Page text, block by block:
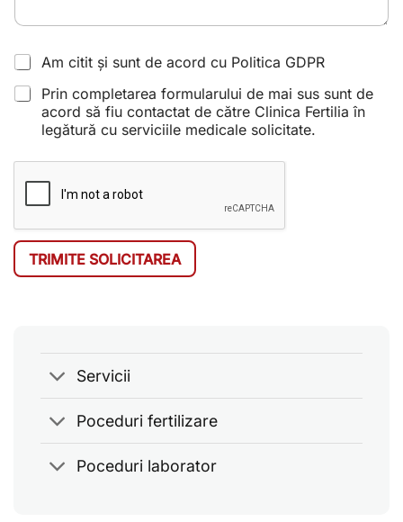
e
d
Am citit și sunt de acord cu Politica GDPR
Prin completarea formularului de mai sus sunt de
acord să fiu contactat de către Clinica Fertilia în
legătură cu serviciile medicale solicitate.
TRIMITE SOLICITAREA
Servicii
Poceduri fertilizare
Poceduri laborator